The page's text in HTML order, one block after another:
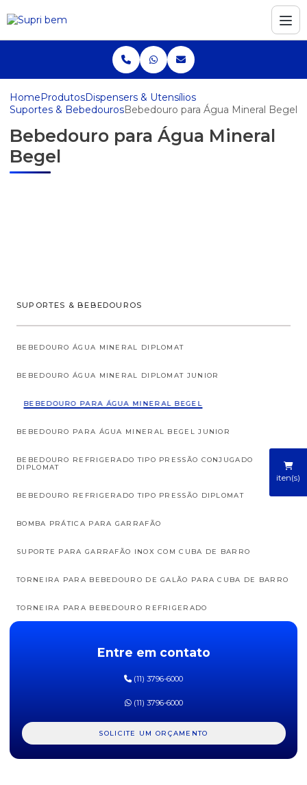
iten(s)
HomeProdutosDispensers & Utensílios
Suportes & BebedourosBebedouro para Água Mineral Begel
Bebedouro para Água Mineral
Begel
SUPORTES & BEBEDOUROS
BEBEDOURO ÁGUA MINERAL DIPLOMAT
BEBEDOURO ÁGUA MINERAL DIPLOMAT JUNIOR
BEBEDOURO PARA ÁGUA MINERAL BEGEL
BEBEDOURO PARA ÁGUA MINERAL BEGEL JUNIOR
BEBEDOURO REFRIGERADO TIPO PRESSÃO CONJUGADO
DIPLOMAT
BEBEDOURO REFRIGERADO TIPO PRESSÃO DIPLOMAT
BOMBA PRÁTICA PARA GARRAFÃO
SUPORTE PARA GARRAFÃO INOX COM CUBA DE BARRO
TORNEIRA PARA BEBEDOURO DE GALÃO PARA CUBA DE BARRO
TORNEIRA PARA BEBEDOURO REFRIGERADO
Entre em contato
(11) 3796-6000
(11) 3796-6000
SOLICITE UM ORÇAMENTO